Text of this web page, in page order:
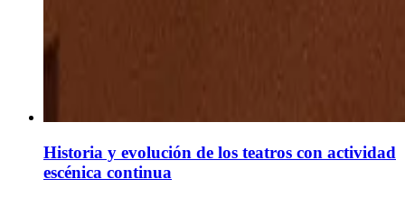
Historia y evolución de los teatros con actividad
escénica continua